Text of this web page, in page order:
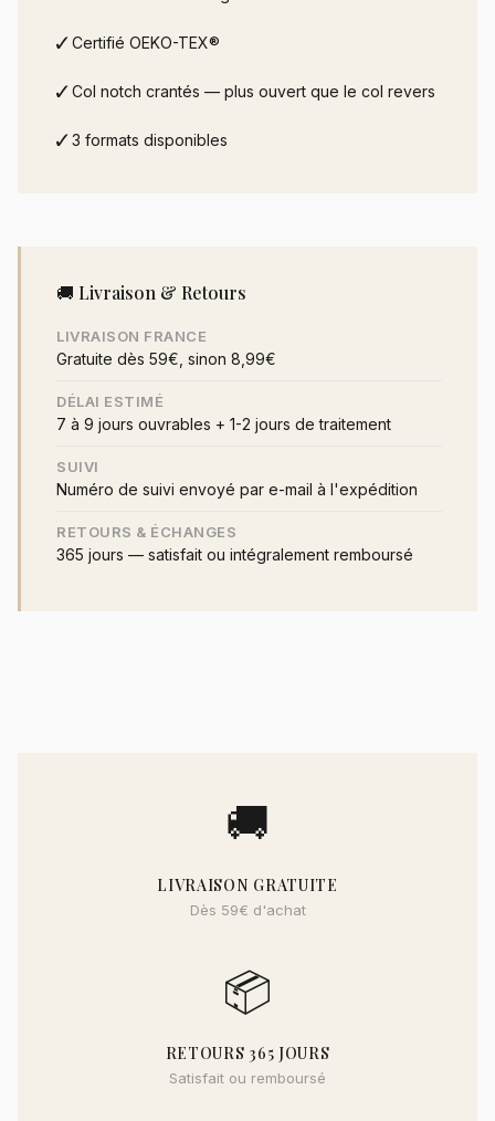
✓Certifié OEKO-TEX®
✓Col notch crantés — plus ouvert que le col revers
✓3 formats disponibles
🚚 Livraison & Retours
LIVRAISON FRANCE
Gratuite dès 59€, sinon 8,99€
DÉLAI ESTIMÉ
7 à 9 jours ouvrables + 1-2 jours de traitement
SUIVI
Numéro de suivi envoyé par e-mail à l'expédition
RETOURS & ÉCHANGES
365 jours — satisfait ou intégralement remboursé
🚚
LIVRAISON GRATUITE
Dès 59€ d'achat
📦
RETOURS 365 JOURS
Satisfait ou remboursé